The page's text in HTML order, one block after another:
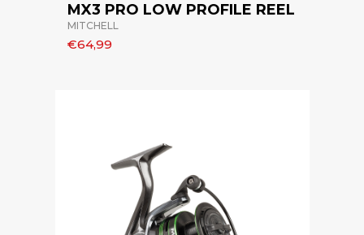
MX3 PRO LOW PROFILE REEL
MITCHELL
€64,99